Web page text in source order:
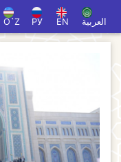
O`Z РУ EN العربية